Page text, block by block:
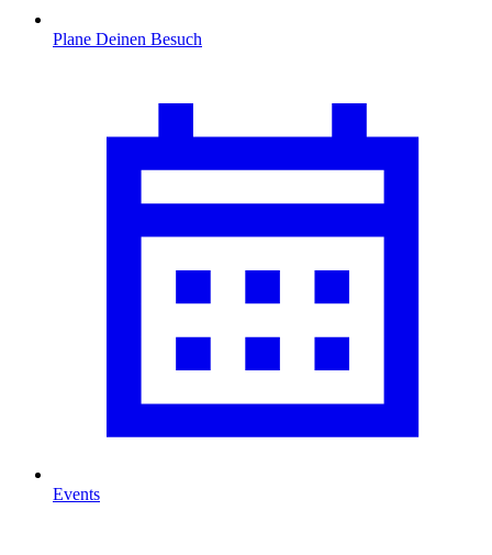
Plane Deinen Besuch
Events